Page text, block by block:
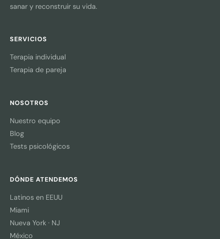
sanar y reconstruir su vida.
SERVICIOS
Terapia individual
Terapia de pareja
NOSOTROS
Nuestro equipo
Blog
Tests psicológicos
DÓNDE ATENDEMOS
Latinos en EEUU
Miami
Nueva York · NJ
México